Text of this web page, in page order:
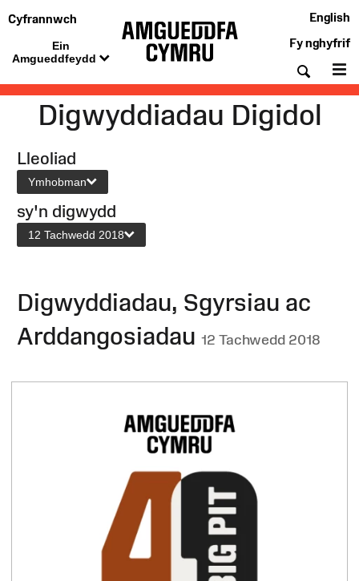
Cyfrannwch
Ein
Amgueddfeydd
English
Fy nghyfrif
Digwyddiadau Digidol
Lleoliad
Ymhobman
sy'n digwydd
12 Tachwedd 2018
Digwyddiadau, Sgyrsiau ac
Arddangosiadau 12 Tachwedd 2018